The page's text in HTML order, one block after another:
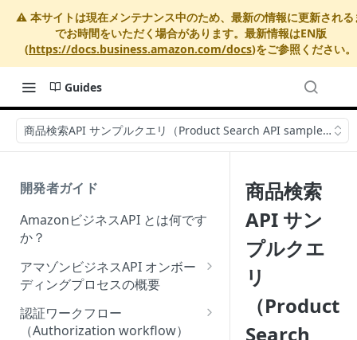
⚠️ 本サイトは現在メンテナンス中のため、最新の情報に更新される
でお時間をいただく場合があります。最新情報はEN版
(https://docs.business.amazon.com/docs)をご参照ください。
Guides
商品検索API サンプルクエリ（Product Search API sample
開発者ガイド
AmazonビジネスAPI とは何です
か？
アマゾンビジネスAPI オンボー
ディングプロセスの概要
Onboarding Step 1: Authorize
your Amazon Business API
認証ワークフロー
（Authorization workflow）
商品検索
API サン
プルクエ
リ
（Product
Search